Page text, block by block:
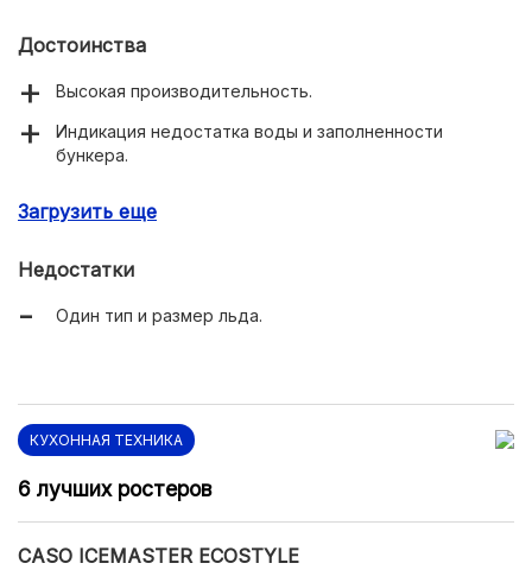
Достоинства
Высокая производительность.
Индикация недостатка воды и заполненности
бункера.
Загрузить еще
Недостатки
Один тип и размер льда.
КУХОННАЯ ТЕХНИКА
6 лучших ростеров
CASO ICEMASTER ECOSTYLE